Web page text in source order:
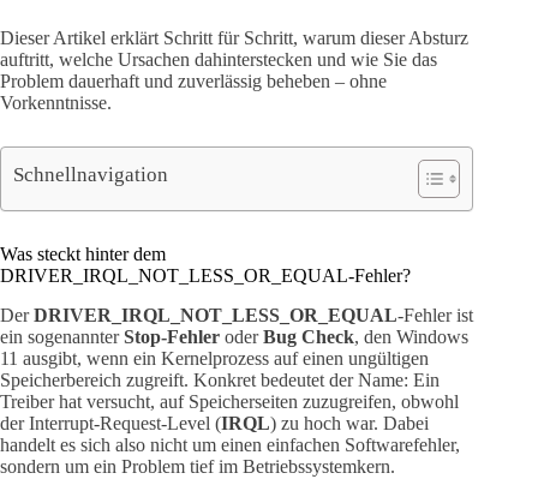
Dieser Artikel erklärt Schritt für Schritt, warum dieser Absturz
auftritt, welche Ursachen dahinterstecken und wie Sie das
Problem dauerhaft und zuverlässig beheben – ohne
Vorkenntnisse.
Schnellnavigation
Was steckt hinter dem
DRIVER_IRQL_NOT_LESS_OR_EQUAL-Fehler?
DerDRIVER_IRQL_NOT_LESS_OR_EQUAL-Fehler ist
ein sogenannterStop-Fehler oderBug Check, den Windows
11 ausgibt, wenn ein Kernelprozess auf einen ungültigen
Speicherbereich zugreift. Konkret bedeutet der Name: Ein
Treiber hat versucht, auf Speicherseiten zuzugreifen, obwohl
der Interrupt-Request-Level (IRQL) zu hoch war. Dabei
handelt es sich also nicht um einen einfachen Softwarefehler,
sondern um ein Problem tief im Betriebssystemkern.